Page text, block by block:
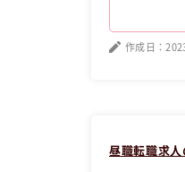
る様しっかりサポートしていきます
ルさんへの施
求人】 この
作成日：
昼職転職求